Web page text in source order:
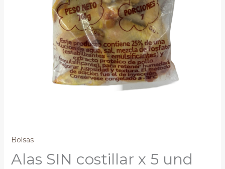
Bolsas
Alas SIN costillar x 5 und